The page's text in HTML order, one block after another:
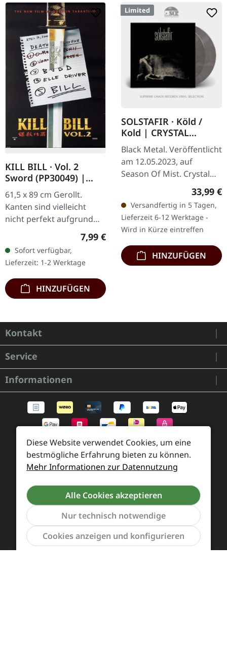
KILL BILL · Vol. 2
Sword (PP30049) |
POSTER
61,5 x 89 cm Gerollt.
Kanten sind vielleicht
nicht perfekt aufgrund
Regulärer Preis:
7,99 €
Sofort verfügbar,
Lieferzeit: 1-2 Werktage
HINZUFÜGEN
Limited
SOLSTAFIR · Köld /
Kold | CRYSTAL
CLEAR/BLACK
MARBLED 2LP
Black Metal. Veröffentlicht
am 12.05.2023, auf
Season Of Mist. Crystal
marmoriertes Doppel-
Vinyl, limitiert auf 750
Stück im…
33,99 €
Versandfertig in 5 Tagen,
Lieferzeit 6-12 Werktage -
Wird in Kürze eintreffen
HINZUFÜGEN
Kontakt
Service
Informationen
Zahlung und Versand
Widerrufsrecht und Rücksendung
Kontakt
Händleranfragen
Cookie-Voreinstellungen
Diese Website verwendet Cookies, um eine
bestmögliche Erfahrung bieten zu können.
Mehr Informationen zur Datennutzung
Alle Cookies akzeptieren
Nur technisch notwendige
Cookies anzeigen und konfigurieren